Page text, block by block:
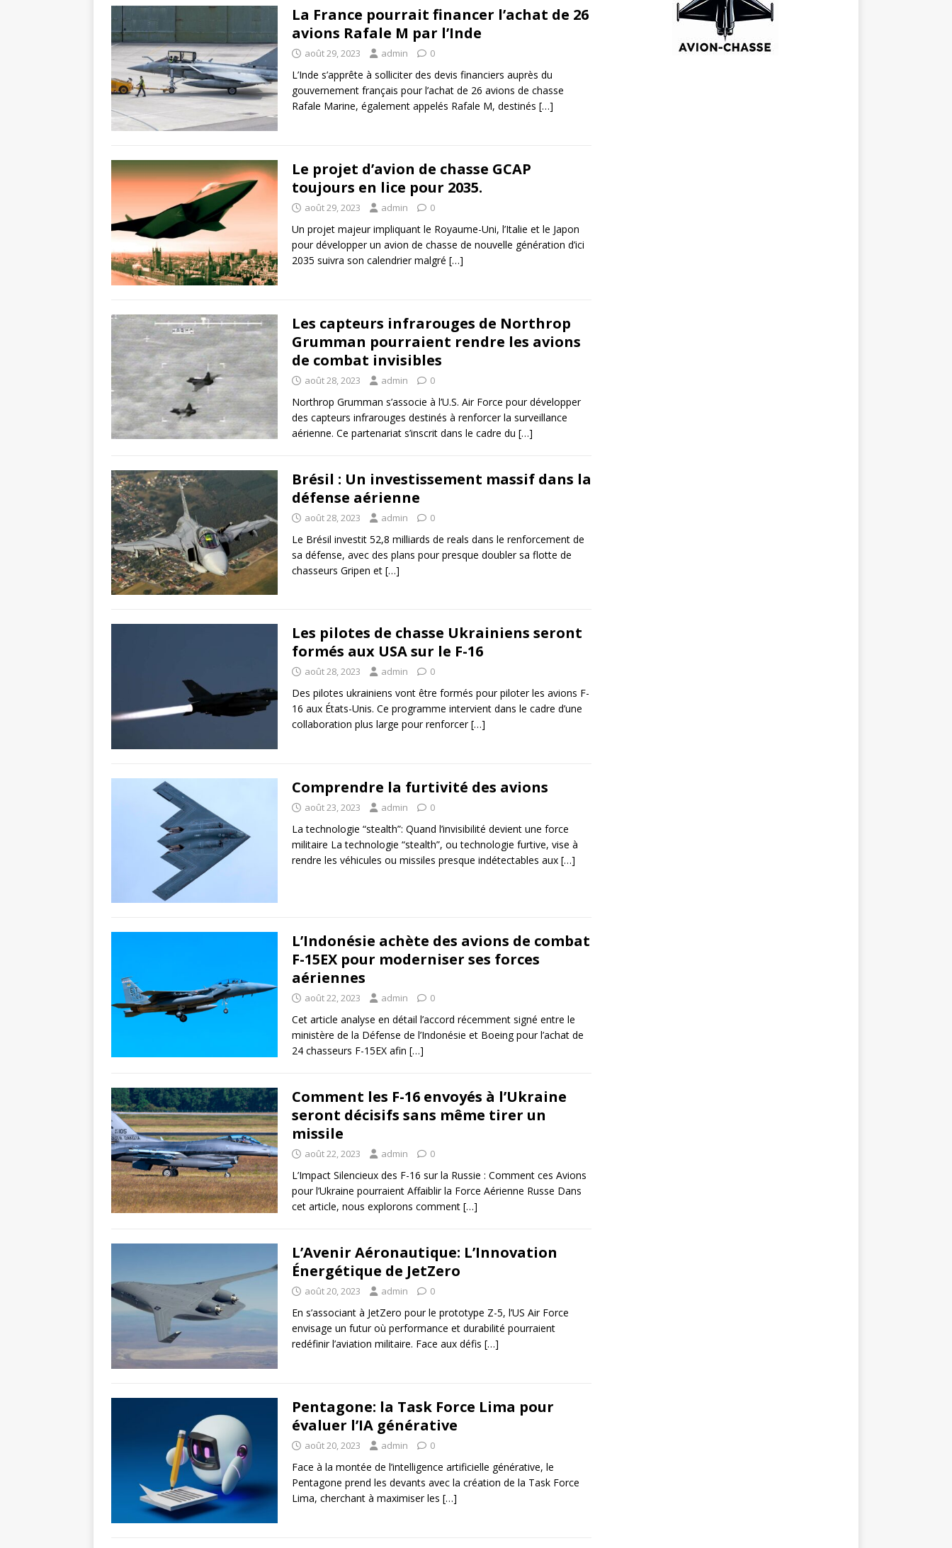
La France pourrait financer l’achat de 26
avions Rafale M par l’Inde
août 29, 2023 admin 0
L’Inde s’apprête à solliciter des devis financiers auprès du
gouvernement français pour l’achat de 26 avions de chasse
Rafale Marine, également appelés Rafale M, destinés […]
Le projet d’avion de chasse GCAP
toujours en lice pour 2035.
août 29, 2023 admin 0
Un projet majeur impliquant le Royaume-Uni, l’Italie et le Japon
pour développer un avion de chasse de nouvelle génération d’ici
2035 suivra son calendrier malgré […]
Les capteurs infrarouges de Northrop
Grumman pourraient rendre les avions
de combat invisibles
août 28, 2023 admin 0
Northrop Grumman s’associe à l’U.S. Air Force pour développer
des capteurs infrarouges destinés à renforcer la surveillance
aérienne. Ce partenariat s’inscrit dans le cadre du […]
Brésil : Un investissement massif dans la
défense aérienne
août 28, 2023 admin 0
Le Brésil investit 52,8 milliards de reals dans le renforcement de
sa défense, avec des plans pour presque doubler sa flotte de
chasseurs Gripen et […]
Les pilotes de chasse Ukrainiens seront
formés aux USA sur le F-16
août 28, 2023 admin 0
Des pilotes ukrainiens vont être formés pour piloter les avions F-
16 aux États-Unis. Ce programme intervient dans le cadre d’une
collaboration plus large pour renforcer[…]
Comprendre la furtivité des avions
août 23, 2023 admin 0
La technologie “stealth”: Quand l’invisibilité devient une force
militaire La technologie “stealth”, ou technologie furtive, vise à
rendre les véhicules ou missiles presque indétectables aux […]
L’Indonésie achète des avions de combat
F-15EX pour moderniser ses forces
aériennes
août 22, 2023 admin 0
Cet article analyse en détail l’accord récemment signé entre le
ministère de la Défense de l’Indonésie et Boeing pour l’achat de
24 chasseurs F-15EX afin […]
Comment les F-16 envoyés à l’Ukraine
seront décisifs sans même tirer un
missile
août 22, 2023 admin 0
L’Impact Silencieux des F-16 sur la Russie : Comment ces Avions
pour l’Ukraine pourraient Affaiblir la Force Aérienne Russe Dans
cet article, nous explorons comment […]
L’Avenir Aéronautique: L’Innovation
Énergétique de JetZero
août 20, 2023 admin 0
En s’associant à JetZero pour le prototype Z-5, l’US Air Force
envisage un futur où performance et durabilité pourraient
redéfinir l’aviation militaire. Face aux défis […]
Pentagone: la Task Force Lima pour
évaluer l’IA générative
août 20, 2023 admin 0
Face à la montée de l’intelligence artificielle générative, le
Pentagone prend les devants avec la création de la Task Force
Lima, cherchant à maximiser les […]